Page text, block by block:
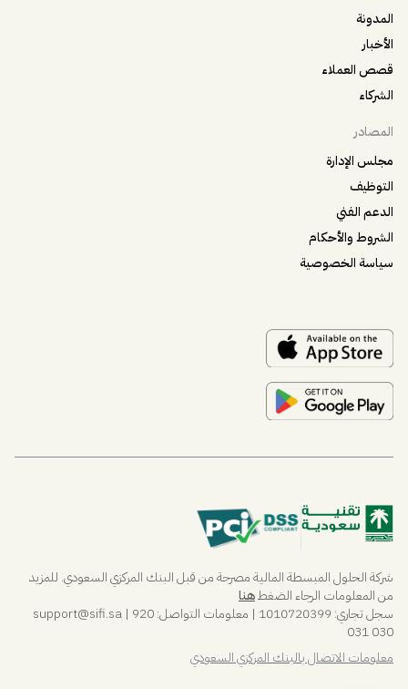
المدونة
الأخبار
قصص العملاء
الشركاء
المصادر
مجلس الإدارة
التوظيف
الدعم الفني
الشروط والأحكام
سياسة الخصوصية
شركة الحلول المبسطة المالية مصرحة من قبل البنك المركزي السعودي. للمزيد
من المعلومات الرجاء الضغطهنا
سجل تجاري: 1010720399 | معلومات التواصل:
support@sifi.sa | 920
031 030
معلومات الاتصال بالبنك المركزي السعودي
أهلاً! أنا مساعد، مساعد ساي فاي الذكي. هل تبحث عن حجز
اجتماع أو معرفة المزيد عن ساي فاي؟